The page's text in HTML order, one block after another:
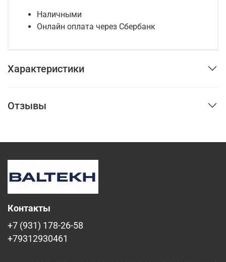
Наличными
Онлайн оплата через Сбербанк
Характеристики
Отзывы
Контакты
+7 (931) 178-26-58
+79312930461